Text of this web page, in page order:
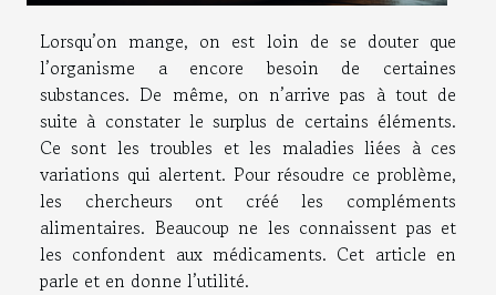
Lorsqu’on mange, on est loin de se douter que
l’organisme a encore besoin de certaines
substances. De même, on n’arrive pas à tout de
suite à constater le surplus de certains éléments.
Ce sont les troubles et les maladies liées à ces
variations qui alertent. Pour résoudre ce problème,
les chercheurs ont créé les compléments
alimentaires. Beaucoup ne les connaissent pas et
les confondent aux médicaments. Cet article en
parle et en donne l’utilité.